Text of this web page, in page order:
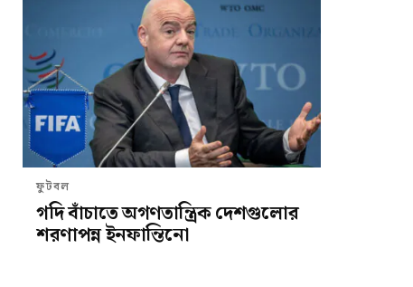
ফুটবল
গদি বাঁচাতে অগণতান্ত্রিক দেশগুলোর
শরণাপন্ন ইনফান্তিনো